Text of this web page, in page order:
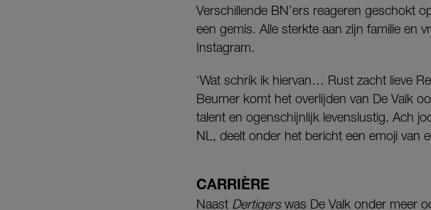
Verschillende BN’ers reageren geschokt
een gemis. Alle sterkte aan zijn familie en
Instagram.
‘Wat schrik ik hiervan… Rust zacht lieve
Beumer komt het overlijden van De Valk
talent en ogenschijnlijk levenslustig. Ach
NL, deelt onder het bericht een emoji van
CARRIÈRE
Naast Dertigerswas De Valk onder meer